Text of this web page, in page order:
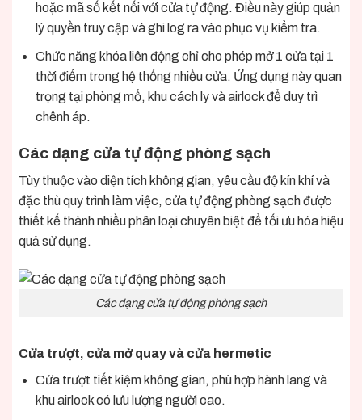
hoặc mã số kết nối với cửa tự động. Điều này giúp quản
lý quyền truy cập và ghi log ra vào phục vụ kiểm tra.
Chức năng khóa liên động chỉ cho phép mở 1 cửa tại 1
thời điểm trong hệ thống nhiều cửa. Ứng dụng này quan
trọng tại phòng mổ, khu cách ly và airlock để duy trì
chênh áp.
Các dạng cửa tự động phòng sạch
Tùy thuộc vào diện tích không gian, yêu cầu độ kín khí và
đặc thù quy trình làm việc, cửa tự động phòng sạch được
thiết kế thành nhiều phân loại chuyên biệt để tối ưu hóa hiệu
quả sử dụng.
Các dạng cửa tự động phòng sạch
Cửa trượt, cửa mở quay và cửa hermetic
Cửa trượt tiết kiệm không gian, phù hợp hành lang và
khu airlock có lưu lượng người cao.